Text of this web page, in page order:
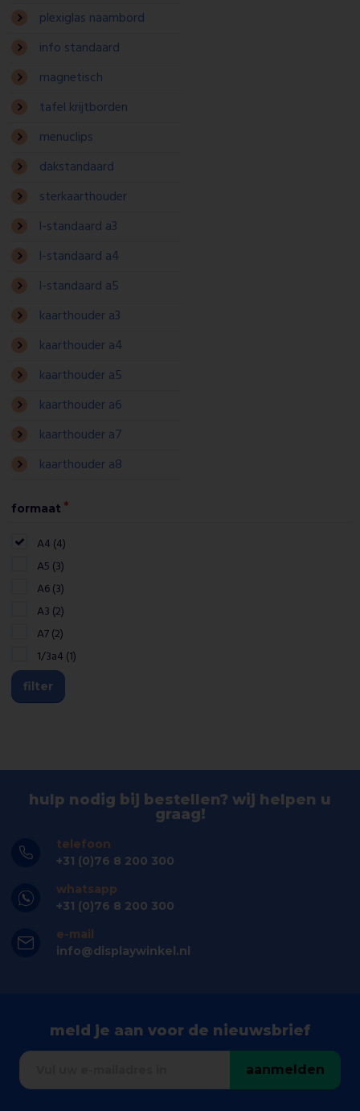
plexiglas naambord
info standaard
magnetisch
tafel krijtborden
menuclips
dakstandaard
sterkaarthouder
l-standaard a3
l-standaard a4
l-standaard a5
kaarthouder a3
kaarthouder a4
kaarthouder a5
kaarthouder a6
kaarthouder a7
kaarthouder a8
formaat
A4 (4)
A5 (3)
A6 (3)
A3 (2)
A7 (2)
1/3a4 (1)
filter
hulp nodig bij bestellen? wij helpen u
graag!
telefoon
+31 (0)76 8 200 300
whatsapp
+31 (0)76 8 200 300
e-mail
info@displaywinkel.nl
meld je aan voor de nieuwsbrief
aanmelden